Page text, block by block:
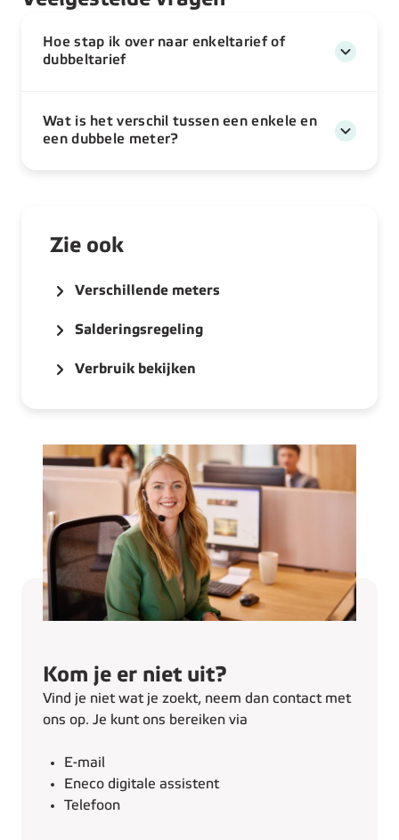
Hoe stap ik over naar enkeltarief of
dubbeltarief
Wat is het verschil tussen een enkele en
een dubbele meter?
Zie ook
Verschillende meters
Salderingsregeling
Verbruik bekijken
Kom je er niet uit?
Vind je niet wat je zoekt, neem dan contact met
ons op. Je kunt ons bereiken via
E-mail
Eneco digitale assistent
Telefoon